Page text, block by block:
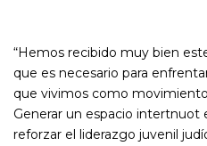
“Hemos recibido muy bien
que es necesario para
que vivimos como
Generar un espacio intertnuot
reforzar el liderazgo juvenil